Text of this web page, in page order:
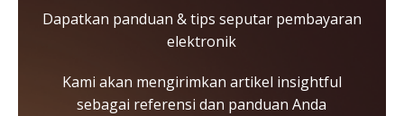
Dapatkan panduan & tips seputar pembayaran
elektronik
Kami akan mengirimkan artikel insightful
sebagai referensi dan panduan Anda